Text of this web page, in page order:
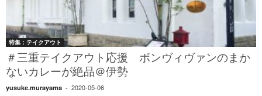
特集：テイクアウト
＃三重テイクアウト応援 ボンヴィヴァンのまか
ないカレーが絶品＠伊勢
yusuke.murayama - 2020-05-06